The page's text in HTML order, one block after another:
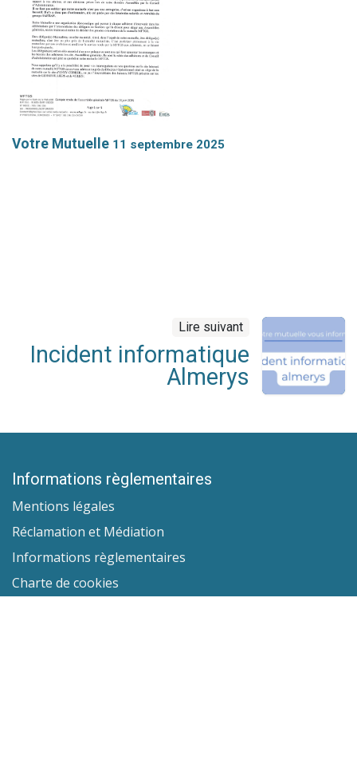
Votre Mutuelle 11 septembre 2025
Lire suivant
Incident informatique
Almerys
Informations règlementaires
Mentions légales
Réclamation et Médiation
Informations règlementaires
Charte de cookies